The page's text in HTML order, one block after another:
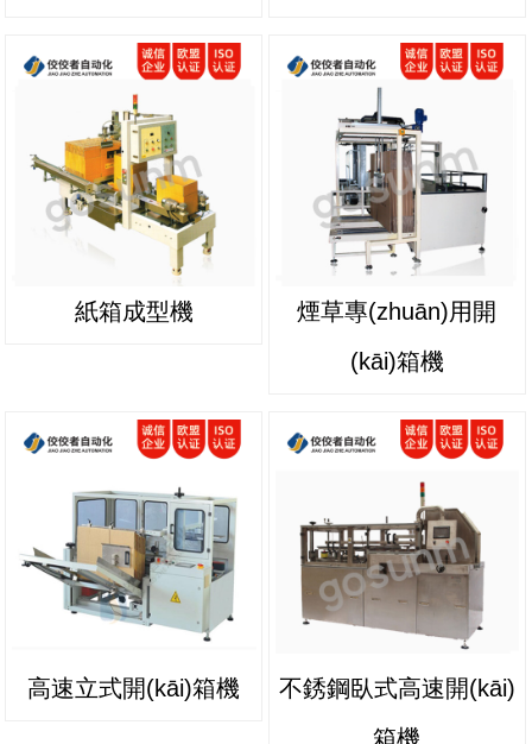
紙箱成型機
煙草專(zhuān)用開
(kāi)箱機
高速立式開(kāi)箱機
不銹鋼臥式高速開(kāi)
箱機